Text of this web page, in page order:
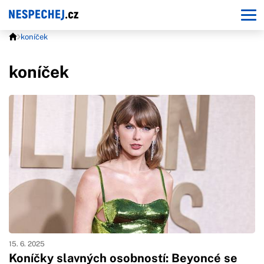
koníček
koníček
Koníčky slavných osobností: Beyoncé se
15. 6. 2025